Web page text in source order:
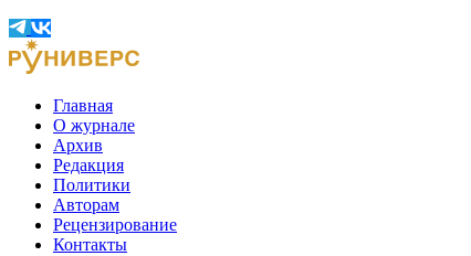
Главная
О журнале
Архив
Редакция
Политики
Авторам
Рецензирование
Контакты